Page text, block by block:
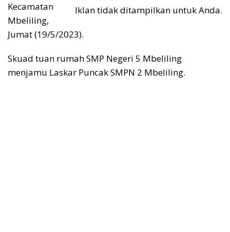
Iklan tidak ditampilkan untuk Anda.
Kecamatan
Mbeliling,
Jumat (19/5/2023).
Skuad tuan rumah SMP Negeri 5 Mbeliling
menjamu Laskar Puncak SMPN 2 Mbeliling.